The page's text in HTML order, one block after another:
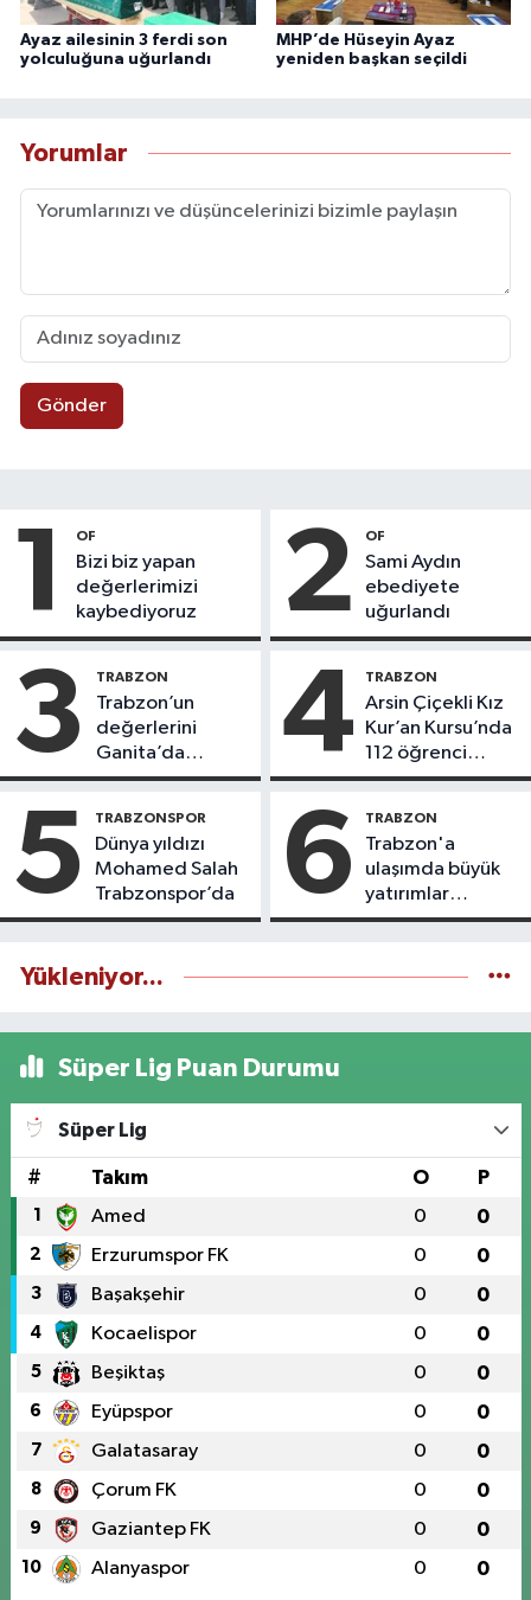
Ayaz ailesinin 3 ferdi son
yolculuğuna uğurlandı
MHP’de Hüseyin Ayaz
yeniden başkan seçildi
Yorumlar
Gönder
1 OF
Bizi biz yapan
değerlerimizi
kaybediyoruz
2 OF
Sami Aydın
ebediyete
uğurlandı
3 TRABZON
Trabzon’un
değerlerini
Ganita’da
yaşatıyoruz
4 TRABZON
Arsin Çiçekli Kız
Kur’an Kursu’nda
112 öğrenci
icazet aldı
5 TRABZONSPOR
Dünya yıldızı
Mohamed Salah
Trabzonspor’da
6 TRABZON
Trabzon'a
ulaşımda büyük
yatırımlar
yapılıyor
Yükleniyor...
Süper Lig Puan Durumu
Süper Lig
# Takım O P
1 Amed 0 0
2 Erzurumspor FK 0 0
3 Başakşehir 0 0
4 Kocaelispor 0 0
5 Beşiktaş 0 0
6 Eyüpspor 0 0
7 Galatasaray 0 0
8 Çorum FK 0 0
9 Gaziantep FK 0 0
10 Alanyaspor 0 0